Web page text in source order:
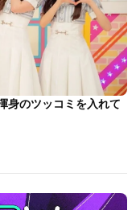
身のツッコミを入れて